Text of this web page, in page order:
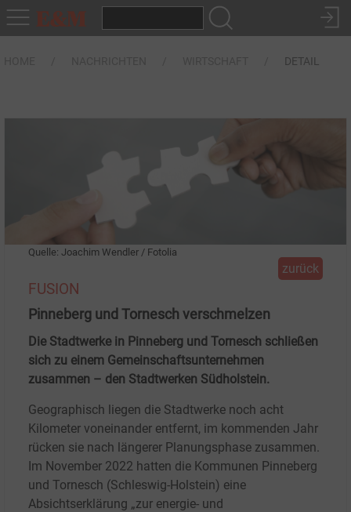
DETAIL
Quelle: Joachim Wendler / Fotolia
zurück
FUSION
Pinneberg und Tornesch verschmelzen
Die Stadtwerke in Pinneberg und Tornesch schließen
sich zu einem Gemeinschaftsunternehmen
zusammen – den Stadtwerken Südholstein.
Geographisch liegen die Stadtwerke noch acht
Kilometer voneinander entfernt, im kommenden Jahr
rücken sie nach längerer Planungsphase zusammen.
Im November 2022 hatten die Kommunen Pinneberg
und Tornesch (Schleswig-Holstein) eine
Absichtserklärung „zur energie- und